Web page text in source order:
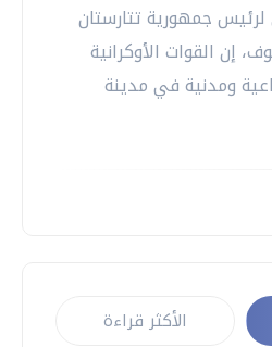
جمهورية تتارستان
إن القوات الأوكرانية
ومدنية في مدينة
الأكثر قراءة